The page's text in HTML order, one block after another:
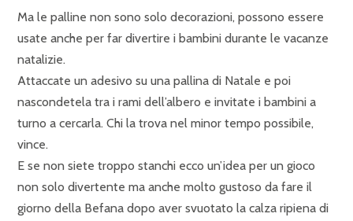
Ma le palline non sono solo decorazioni, possono essere
usate anche per far divertire i bambini durante le vacanze
natalizie.
Attaccate un adesivo su una pallina di Natale e poi
nascondetela tra i rami dell’albero e invitate i bambini a
turno a cercarla. Chi la trova nel minor tempo possibile,
vince.
E se non siete troppo stanchi ecco un’idea per un gioco
non solo divertente ma anche molto gustoso da fare il
giorno della Befana dopo aver svuotato la calza ripiena di